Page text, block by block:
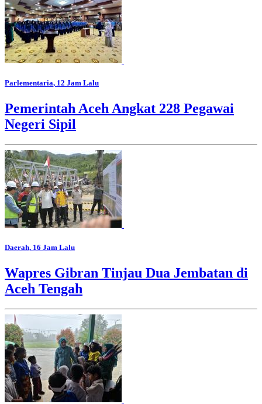
Parlementaria, 12 Jam Lalu
Pemerintah Aceh Angkat 228 Pegawai
Negeri Sipil
Daerah, 16 Jam Lalu
Wapres Gibran Tinjau Dua Jembatan di
Aceh Tengah